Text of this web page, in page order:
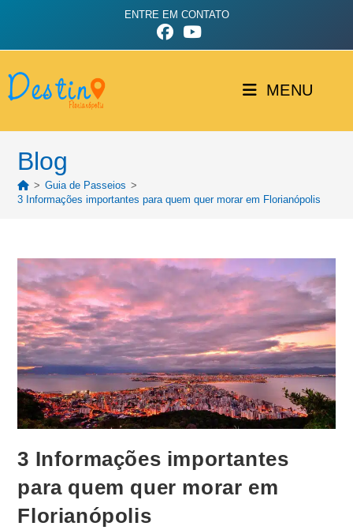
ENTRE EM CONTATO
MENU
Blog
> Guia de Passeios >
3 Informações importantes para quem quer morar em Florianópolis
3 Informações importantes
para quem quer morar em
Florianópolis